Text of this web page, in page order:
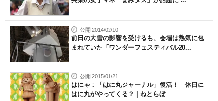
公開 2014/02/10
前日の大雪の影響を受けるも、会場は熱気に包
まれていた「ワンダーフェスティバル20...
公開 2015/01/21
はにゃ：「はに丸ジャーナル」復活！ 休日に
はに丸がやってくる？ | ねとらぼ